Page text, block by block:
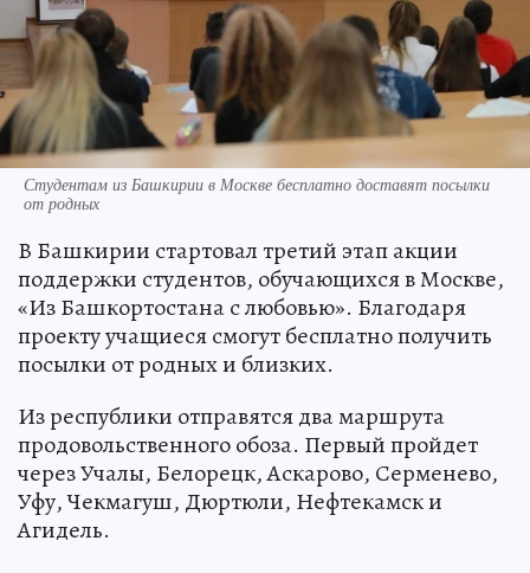
Студентам из Башкирии в Москве бесплатно доставят посылки
от родных
В Башкирии стартовал третий этап акции
поддержки студентов, обучающихся в Москве,
«Из Башкортостана с любовью». Благодаря
проекту учащиеся смогут бесплатно получить
посылки от родных и близких.
Из республики отправятся два маршрута
продовольственного обоза. Первый пройдет
через Учалы, Белорецк, Аскарово, Серменево,
Уфу, Чекмагуш, Дюртюли, Нефтекамск и
Агидель.